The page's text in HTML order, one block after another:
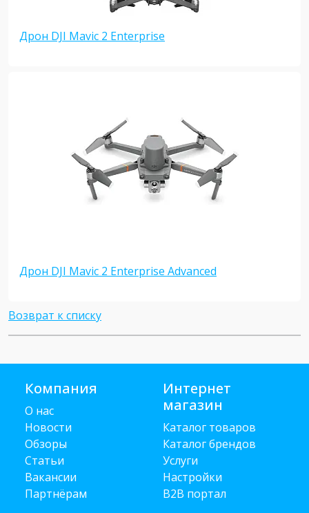
Дрон DJI Mavic 2 Enterprise
Дрон DJI Mavic 2 Enterprise Advanced
Возврат к списку
Компания
О нас
Новости
Обзоры
Статьи
Вакансии
Партнёрам
Интернет
магазин
Каталог товаров
Каталог брендов
Услуги
Настройки
B2B портал